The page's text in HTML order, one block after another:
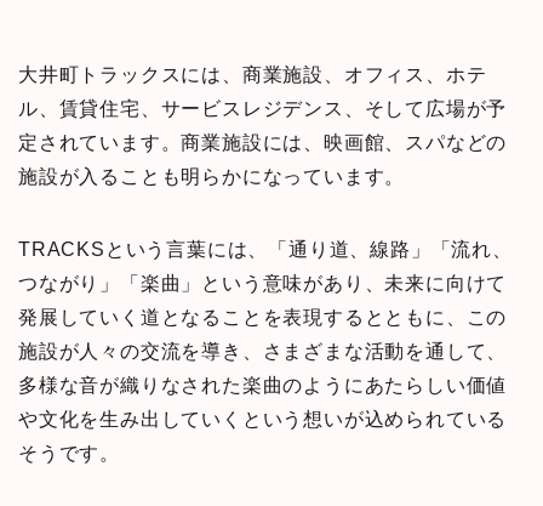
大井町トラックスには、商業施設、オフィス、ホテ
ル、賃貸住宅、サービスレジデンス、そして広場が予
定されています。商業施設には、映画館、スパなどの
施設が入ることも明らかになっています。
TRACKSという言葉には、 「通り道、線路」「流れ、
つながり」「楽曲」という 意味があり、未来に向けて
発展していく道となることを表現するとともに、
この
施設が人々の交流を導き、さまざまな活動を通して、
多様な音が織りなされた楽曲のようにあたらしい価値
や文化を生み出していくという想いが込められている
そうです。